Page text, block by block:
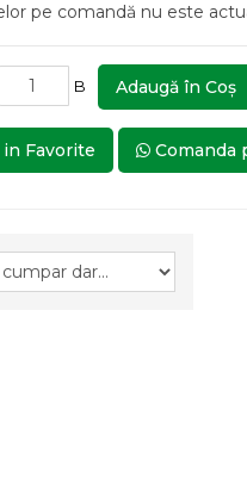
pe comandă nu este
B Adaugă în Coş
in Favorite Comanda